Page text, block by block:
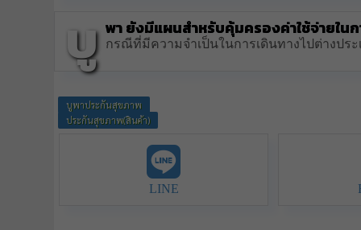
บู พา ยังมีแผนสำหรับคุ้มครองค่าใช้จ่ายใน
กรณีที่มีความจำเป็นในการเดินทางไปต่างปร
บูพาประกันสุขภาพ
ประกันสุขภาพ(สินค้า)
LINE